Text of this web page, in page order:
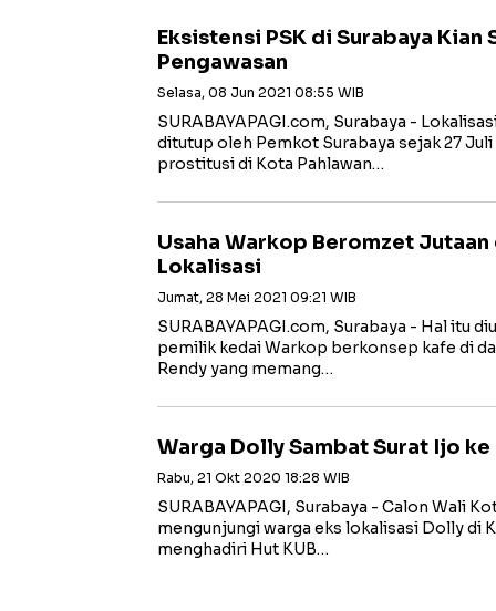
Eksistensi PSK di Surabaya Kian
Pengawasan
Selasa, 08 Jun 2021 08:55 WIB
SURABAYAPAGI.com, Surabaya -
ditutup oleh Pemkot Surabaya sejak 27
prostitusi di Kota Pahlawan…
Usaha Warkop Beromzet Jutaan
Lokalisasi
Jumat, 28 Mei 2021 09:21 WIB
SURABAYAPAGI.com, Surabaya - Hal itu
pemilik kedai Warkop berkonsep kafe di
Rendy yang memang…
Warga Dolly Sambat Surat Ijo ke
Rabu, 21 Okt 2020 18:28 WIB
SURABAYAPAGI, Surabaya - Calon Wali
mengunjungi warga eks lokalisasi Dolly di
menghadiri Hut KUB…